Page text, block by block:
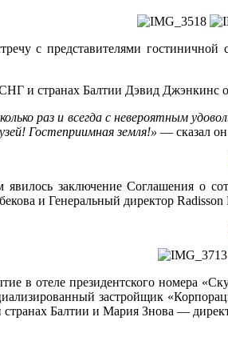
с представителями
и странах Балтии Дэвид Джэнкинс
раз и всегда с невероятным
Гостеприимная земля!» — сказал
явилось заключение Соглашения о
и Генеральный директор
в отеле президентского номера
застройщик
Балтии и Мария Знова —